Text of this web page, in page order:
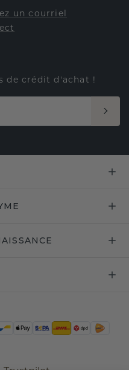
un courriel
de crédit d'achat !